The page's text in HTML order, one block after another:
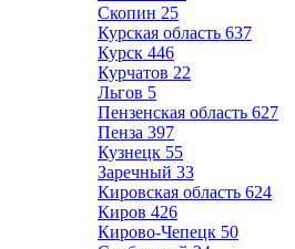
Скопин 25
Курская область 637
Курск 446
Курчатов 22
Льгов 5
Пензенская область 627
Пенза 397
Кузнецк 55
Заречный 33
Кировская область 624
Киров 426
Кирово-Чепецк 50